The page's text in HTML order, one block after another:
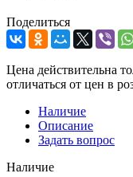
Поделиться
Цена действительна
отличаться от цен в
Наличие
Описание
Задать вопрос
Наличие